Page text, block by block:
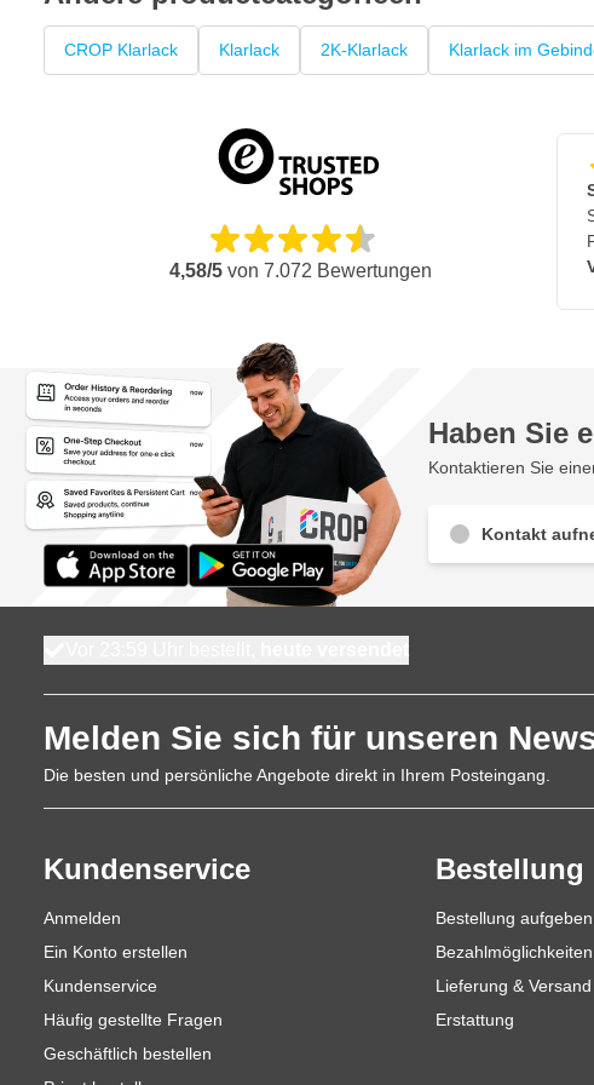
CROP Klarlack Klarlack 2K-Klarlack Klarlack im
4,58/5von 7.072 Bewertungen
Haben Sie
Kontaktieren Sie
Kontakt
Melden Sie sich für unseren
Die besten und persönliche Angebote direkt in Ihrem Posteingang.
Kundenservice
Anmelden
Ein Konto erstellen
Kundenservice
Häufig gestellte Fragen
Geschäftlich bestellen
Bestellung
Bestellung aufgeben
Bezahlmöglichkeiten
Lieferung & Versand
Erstattung